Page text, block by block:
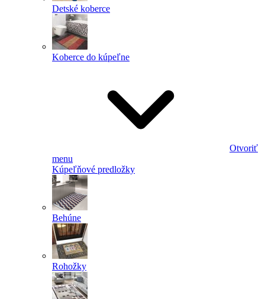
Detské koberce
Koberce do kúpeľne
Otvoriť
menu
Kúpeľňové predložky
Behúne
Rohožky